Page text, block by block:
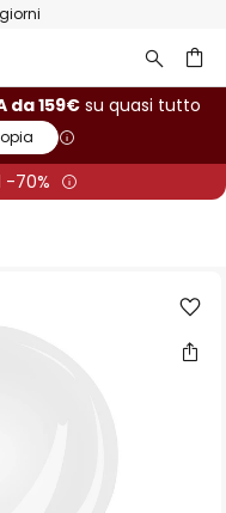
da 159€su quasi tutto
-70%